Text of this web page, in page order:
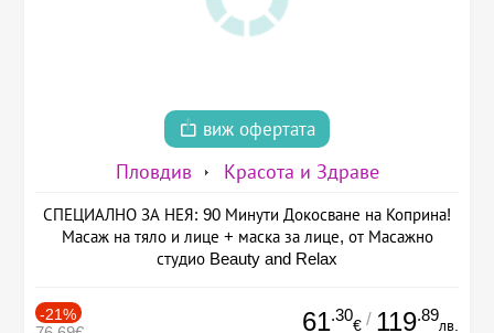
виж офертата
Пловдив Красота и Здраве
СПЕЦИАЛНО ЗА НЕЯ: 90 Минути Докосване на Коприна!
Масаж на тяло и лице + маска за лице, от Масажно
студио Beauty and Relax
-21% 61.30
€ / 119.89
лв.